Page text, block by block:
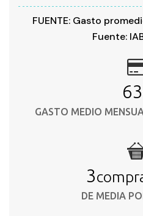
FUENTE: Gasto
Fuente:
66
GASTO MEDIO
3
DE MEDIA